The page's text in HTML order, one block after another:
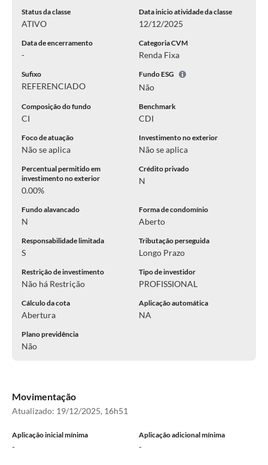
Status da classe
ATIVO
Data inicio atividade da classe
12/12/2025
Data de encerramento
-
Categoria CVM
Renda Fixa
Sufixo
REFERENCIADO
Fundo ESG
Não
Composição do fundo
CI
Benchmark
CDI
Foco de atuação
Não se aplica
Investimento no exterior
Não se aplica
Percentual permitido em
investimento no exterior
0.00%
Crédito privado
N
Fundo alavancado
N
Forma de condomínio
Aberto
Responsabilidade limitada
S
Tributação perseguida
Longo Prazo
Restrição de investimento
Não há Restrição
Tipo de investidor
PROFISSIONAL
Cálculo da cota
Abertura
Aplicação automática
NA
Plano previdência
Não
Movimentação
Atualizado: 19/12/2025, 16h51
Aplicação inicial mínima
-
Aplicação adicional mínima
-